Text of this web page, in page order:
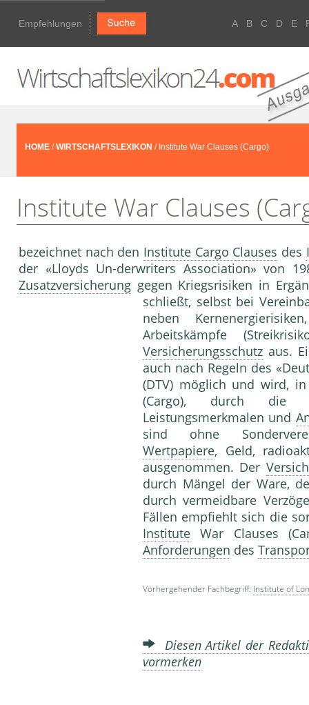
Empfehlungen A B C D E
HOME /WIRTSCHAFTSLEXIKON / Institute War Clauses (Cargo)
Institute War Clauses
bezeichnet nach den Institute Cargo Clauses des
der «Lloyds Un-derwriters Association» von
Zusatzversicherung gegen Kriegsrisiken in
schließt, selbst bei
neben
Arbeitskämpfe
Versicherungsschutz aus.
auch nach Regeln des
(DTV) möglich und wird,
(Cargo), durch die
Leistungsmerkmalen und
sind ohne
Wertpapiere, Geld,
ausgenommen. Der
durch Mängel der Ware,
durch vermeidbare
Fällen empfiehlt sich die
Institute War Clauses
Anforderungen des
Vorhergehender Fachbegriff: Institute of
Diesen Artikel der
vormerken